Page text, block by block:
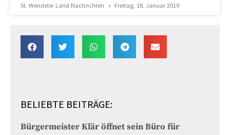
St. Wendeler Land Nachrichten Freitag, 18. Januar 2019
BELIEBTE BEITRÄGE:
Bürgermeister Klär öffnet sein Büro für